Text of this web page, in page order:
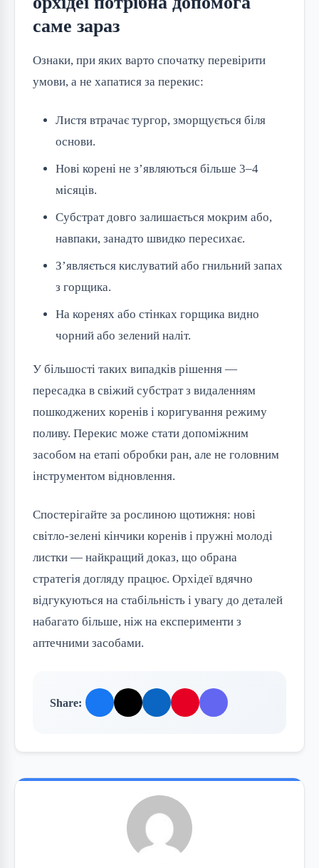
саме зараз
Ознаки, при яких варто спочатку перевірити
умови, а не хапатися за перекис:
Листя втрачає тургор, зморщується біля
основи.
Нові корені не з’являються більше 3–4
місяців.
Субстрат довго залишається мокрим або,
навпаки, занадто швидко пересихає.
З’являється кислуватий або гнильний запах
з горщика.
На коренях або стінках горщика видно
чорний або зелений наліт.
У більшості таких випадків рішення —
пересадка в свіжий субстрат з видаленням
пошкоджених коренів і коригування режиму
поливу. Перекис може стати допоміжним
засобом на етапі обробки ран, але не головним
інструментом відновлення.
Спостерігайте за рослиною щотижня: нові
світло-зелені кінчики коренів і пружні молоді
листки — найкращий доказ, що обрана
стратегія догляду працює. Орхідеї вдячно
відгукуються на стабільність і увагу до деталей
набагато більше, ніж на експерименти з
аптечними засобами.
Share: